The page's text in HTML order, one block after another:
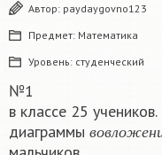
Автор: paydaygovno123
Предмет: Математика
Уровень: студенческий
№1
в классе 25
диаграммы
в о вл о ж е н
вовложе